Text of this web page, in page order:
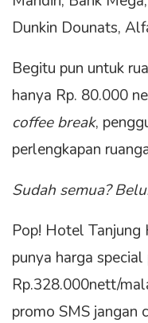
Dunkin Dounats,
Begitu pun untuk
hanya Rp. 80.000
coffee break,
perlengkapan
Sudah semua?
Pop! Hotel Tanjung
punya harga
Rp.328.000nett/
promo SMS jangan